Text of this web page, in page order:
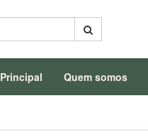
Principal Quem somos